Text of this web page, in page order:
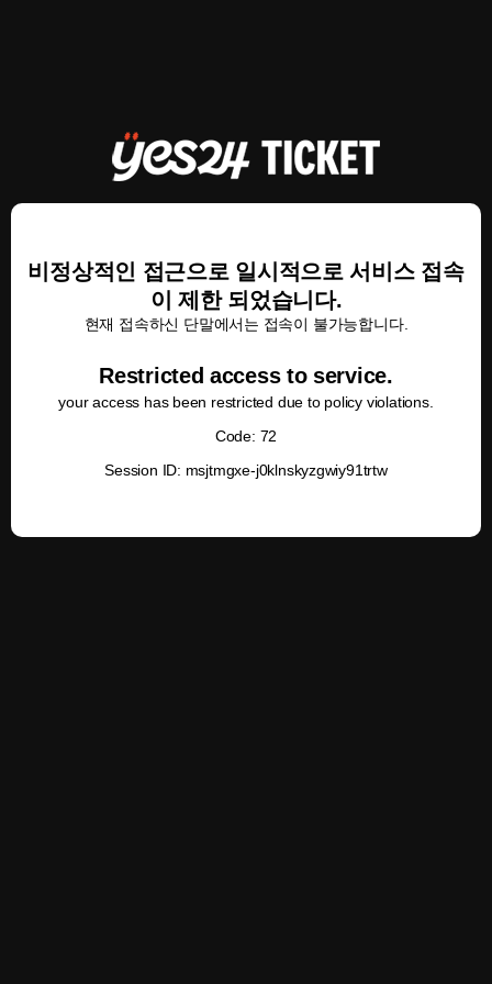
비정상적인 접근으로 일시적으로 서비스 접속
이 제한 되었습니다.
현재 접속하신 단말에서는 접속이 불가능합니다.
Restricted access to service.
your access has been restricted due to policy violations.
Code: 72
Session ID: msjtmgxe-j0klnskyzgwiy91trtw